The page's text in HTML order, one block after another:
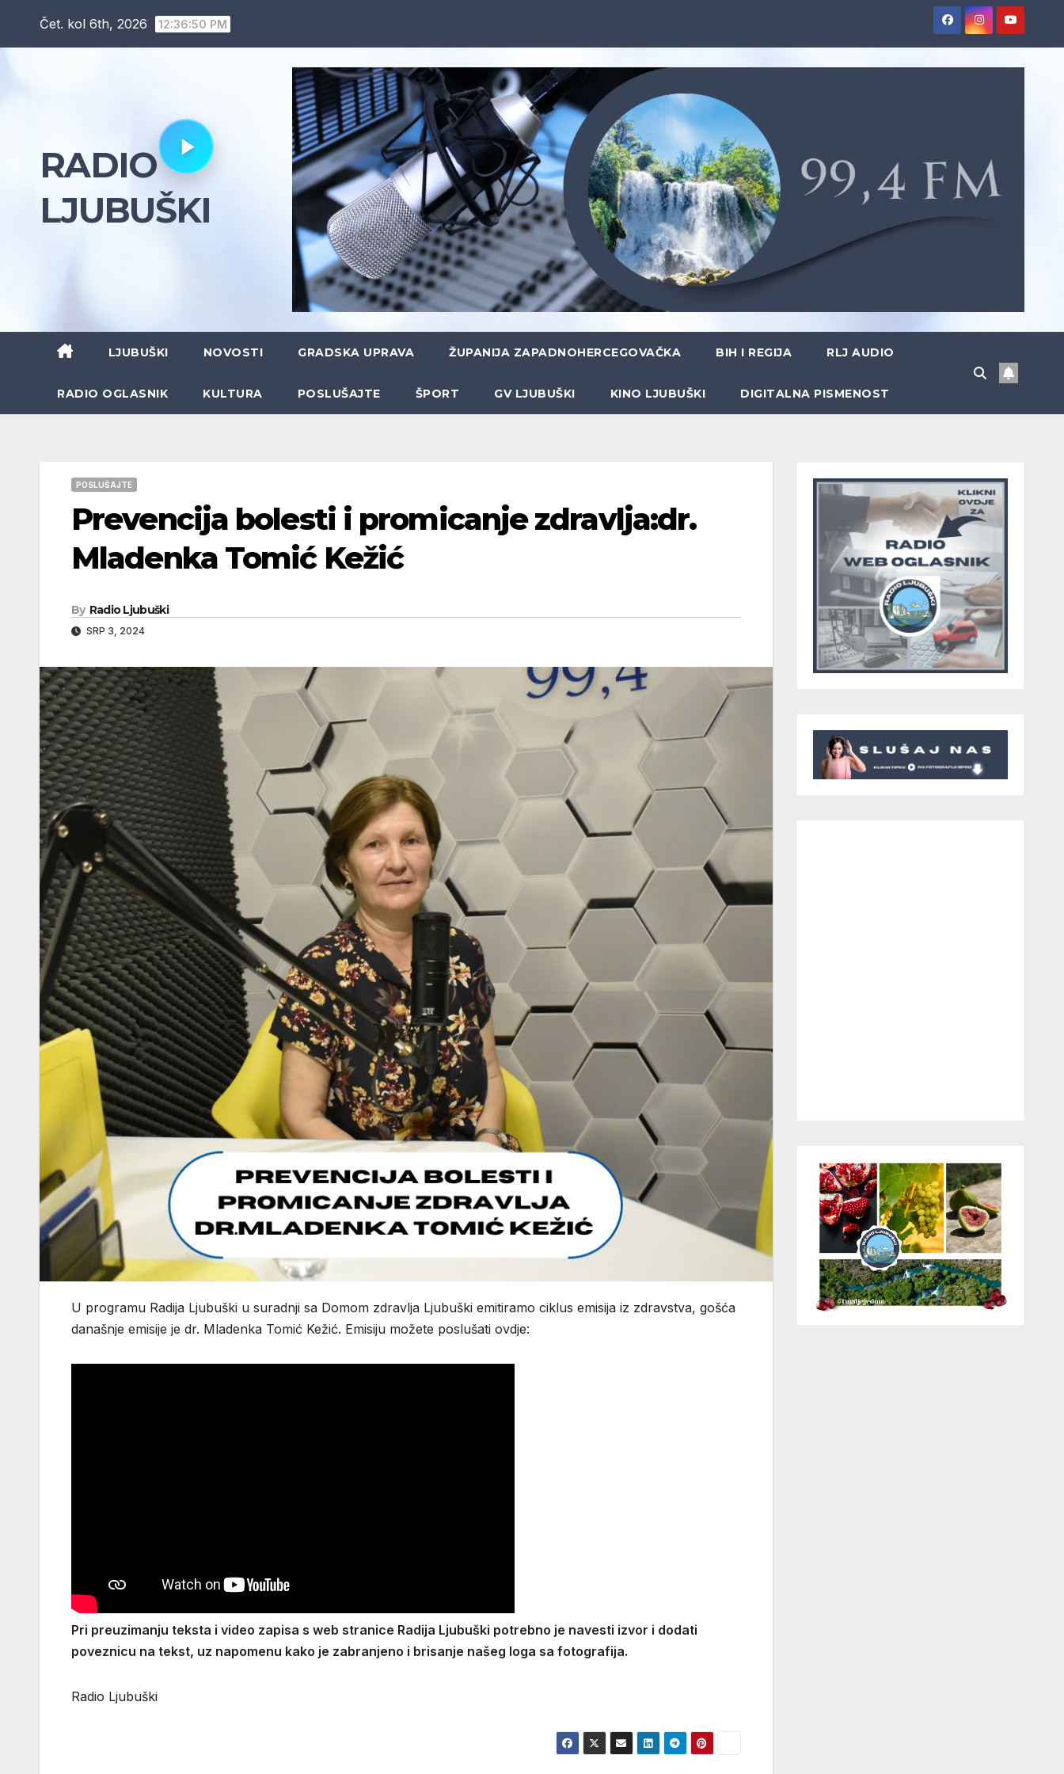
Čet. kol 6th, 2026 12:36:51 PM
RADIO
LJUBUŠKI
LJUBUŠKI NOVOSTI GRADSKA UPRAVA ŽUPANIJA ZAPADNOHERCEGOVAČKA BIH I REGIJA RLJ AUDIO
RADIO OGLASNIK KULTURA POSLUŠAJTE ŠPORT GV LJUBUŠKI KINO LJUBUŠKI DIGITALNA PISMENOST
POSLUŠAJTE
Prevencija bolesti i promicanje zdravlja:dr.
Mladenka Tomić Kežić
By Radio Ljubuški
SRP 3, 2024
U programu Radija Ljubuški u suradnji sa Domom zdravlja Ljubuški emitiramo ciklus emisija iz zdravstva, gošća
današnje emisije je dr. Mladenka Tomić Kežić. Emisiju možete poslušati ovdje:
Pri preuzimanju teksta i video zapisa s web stranice Radija Ljubuški potrebno je navesti izvor i dodati
poveznicu na tekst, uz napomenu kako je zabranjeno i brisanje našeg loga sa fotografija.
Radio Ljubuški